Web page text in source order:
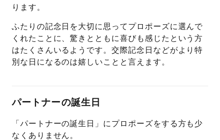
ります。
ふたりの記念日を大切に思ってプロポーズに選んで
くれたことに、驚きとともに喜びも感じたという方
はたくさんいるようです。交際記念日などがより特
別な日になるのは嬉しいことと言えます。
パートナーの誕生日
「パートナーの誕生日」にプロポーズをする方も少
なくありません。